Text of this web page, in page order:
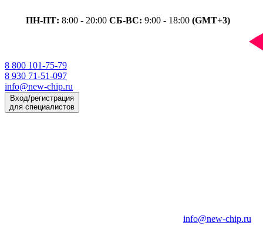
ПН-ПТ: 8:00 - 20:00 СБ-ВС: 9:00 - 18:00 (GMT+3)
8 800 101-75-79
8 930 71-51-097
info@new-chip.ru
Вход/регистрация
для специалистов
info@new-chip.ru